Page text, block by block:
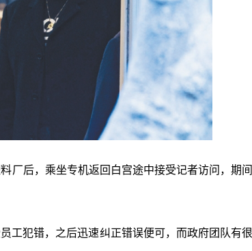
厂后，乘坐专机返回白宫途中接受记者访问，期
工犯错，之后迅速纠正错误便可，而政府团队有